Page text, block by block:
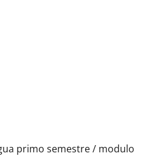
primo semestre / modulo